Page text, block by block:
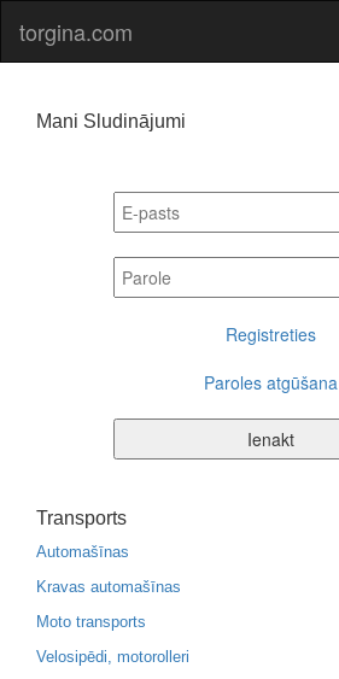
torgina.com
Mani Sludinājumi
Registreties
Paroles atgūšana
Ienakt
Transports
Automašīnas
Kravas automašīnas
Moto transports
Velosipēdi, motorolleri